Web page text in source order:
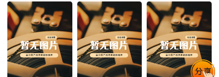
未知 未知 未知